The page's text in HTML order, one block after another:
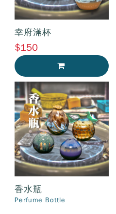
幸府滿杯
$150
香水瓶
Perfume Bottle